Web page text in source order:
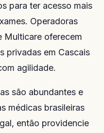
para ter acesso mais
Operadoras
Multicare oferecem
privadas em Cascais
agilidade.
são abundantes e
médicas brasileiras
então providencie